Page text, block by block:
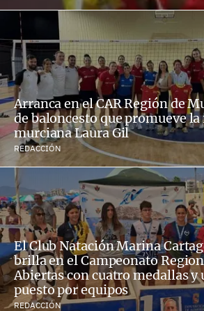
Arranca en el CAR Región de
de baloncesto que promueve
murciana Laura Gil
REDACCIÓN
El Club Natación Marina
brilla en el Campeonato
Abiertas con cuatro medallas y
puesto por equipos
REDACCIÓN